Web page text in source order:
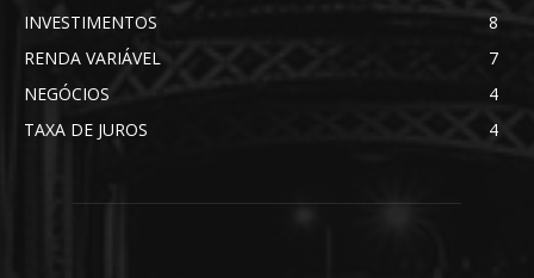
INVESTIMENTOS
8
RENDA VARIÁVEL
7
NEGÓCIOS
4
TAXA DE JUROS
4